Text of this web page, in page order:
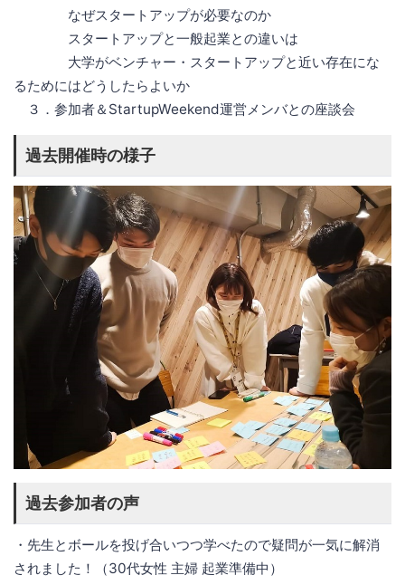
なぜスタートアップが必要なのか
スタートアップと一般起業との違いは
大学がベンチャー・スタートアップと近い存在にな
るためにはどうしたらよいか
３．参加者＆StartupWeekend運営メンバとの座談会
過去開催時の様子
過去参加者の声
・先生とボールを投げ合いつつ学べたので疑問が一気に解消
されました！（30代女性 主婦 起業準備中）